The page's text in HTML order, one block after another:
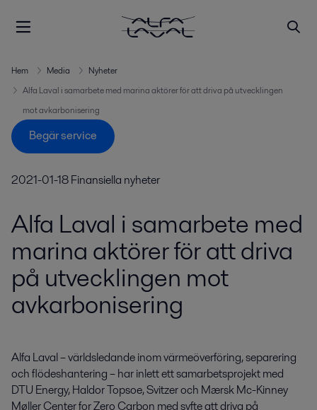
Hem Media
Nyheter
Alfa Laval i samarbete med marina aktörer för att driva på utvecklingen
mot avkarbonisering
Begär service
2021-01-18Finansiella nyheter
Alfa Laval i samarbete med
marina aktörer för att driva
på utvecklingen mot
avkarbonisering
Alfa Laval – världsledande inom värmeöverföring, separering
och flödeshantering – har inlett ett samarbetsprojekt med
DTU Energy, Haldor Topsoe, Svitzer och Mærsk Mc-Kinney
Møller Center for Zero Carbon med syfte att driva på